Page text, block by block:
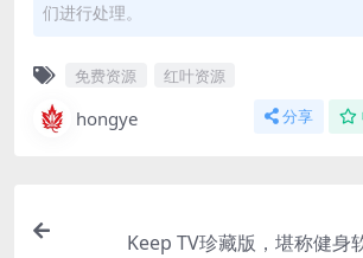
们进行处理。
免费资源 红叶资源
hongye 分享
Keep TV珍藏版，堪称健身